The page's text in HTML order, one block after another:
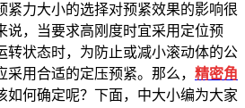
紧力大小的选择对预紧效果的影响很
说，当要求高刚度时宜采用定位预
转状态时，为防止或减小滚动体的公
用合适的定压预紧。那么， 精密角
如何确定呢？下面，中大小编为大家